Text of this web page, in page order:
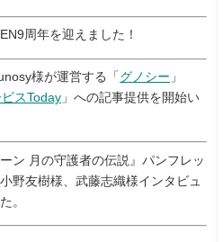
周年を迎えました！
様が運営する「 グノシー 」
スToday 」への記事提供を開始い
ン 月の守護者の伝説』パンフレッ
野友樹様、武藤志織様インタビュ
。